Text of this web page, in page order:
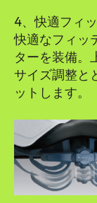
4、快適フィ
快適なフィッ
ターを装備。
サイズ調整と
ットします。